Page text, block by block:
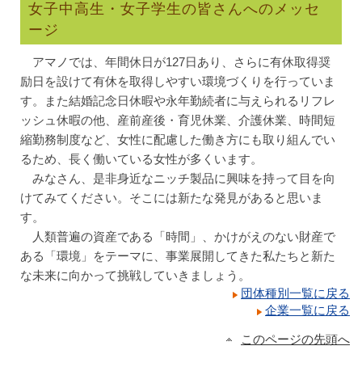
女子中高生・女子学生の皆さんへのメッセ
ージ
アマノでは、年間休日が127日あり、さらに有休取得奨
励日を設けて有休を取得しやすい環境づくりを行っていま
す。また結婚記念日休暇や永年勤続者に与えられるリフレ
ッシュ休暇の他、産前産後・育児休業、介護休業、時間短
縮勤務制度など、女性に配慮した働き方にも取り組んでい
るため、長く働いている女性が多くいます。
みなさん、是非身近なニッチ製品に興味を持って目を向
けてみてください。そこには新たな発見があると思いま
す。
人類普遍の資産である「時間」、かけがえのない財産で
ある「環境」をテーマに、事業展開してきた私たちと新た
な未来に向かって挑戦していきましょう。
団体種別一覧に戻る
企業一覧に戻る
このページの先頭へ